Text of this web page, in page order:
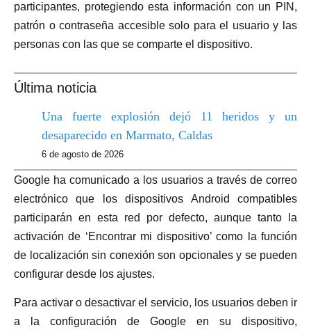
participantes, protegiendo esta información con un PIN,
patrón o contraseña accesible solo para el usuario y las
personas con las que se comparte el dispositivo.
Última noticia
Una fuerte explosión dejó 11 heridos y un
desaparecido en Marmato, Caldas
6 de agosto de 2026
Google ha comunicado a los usuarios a través de correo
electrónico que los dispositivos Android compatibles
participarán en esta red por defecto, aunque tanto la
activación de ‘Encontrar mi dispositivo’ como la función
de localización sin conexión son opcionales y se pueden
configurar desde los ajustes.
Para activar o desactivar el servicio, los usuarios deben ir
a la configuración de Google en su dispositivo,